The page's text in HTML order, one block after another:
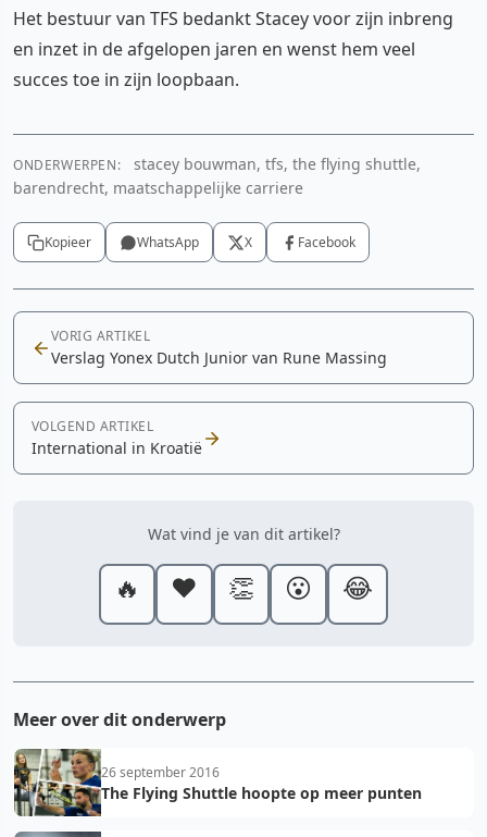
Het bestuur van TFS bedankt Stacey voor zijn inbreng
en inzet in de afgelopen jaren en wenst hem veel
succes toe in zijn loopbaan.
ONDERWERPEN:
stacey bouwman, tfs, the flying shuttle,
barendrecht, maatschappelijke carriere
Kopieer WhatsApp X Facebook
VORIG ARTIKEL
Verslag Yonex Dutch Junior van Rune Massing
VOLGEND ARTIKEL
International in Kroatië
Wat vind je van dit artikel?
🔥 ❤️ 👏 😮 😂
Meer over dit onderwerp
26 september 2016
The Flying Shuttle hoopte op meer punten